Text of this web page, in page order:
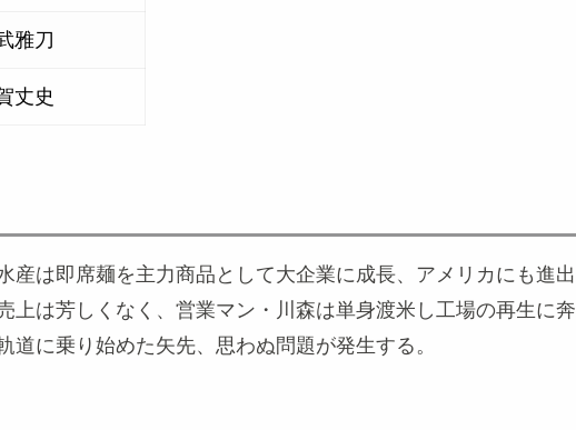
雅刀
丈史
産は即席麺を主力商品として大企業に成長、アメリカにも進出
上は芳しくなく、営業マン・川森は単身渡米し工場の再生に奔
道に乗り始めた矢先、思わぬ問題が発生する。